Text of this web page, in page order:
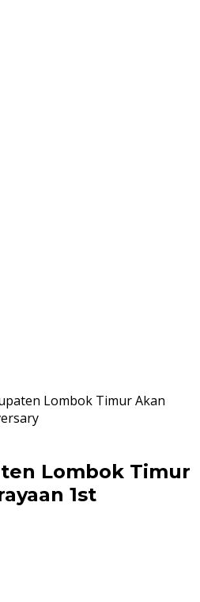
Lombok Timur Akan
Lombok Timur
1st